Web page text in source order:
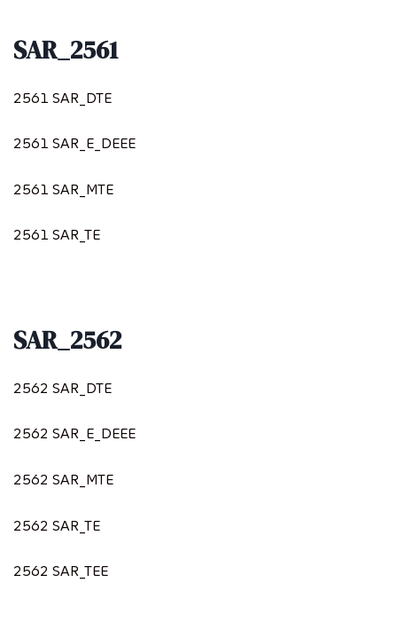
SAR_2561
2561 SAR_DTE
2561 SAR_E_DEEE
2561 SAR_MTE
2561 SAR_TE
SAR_2562
2562 SAR_DTE
2562 SAR_E_DEEE
2562 SAR_MTE
2562 SAR_TE
2562 SAR_TEE